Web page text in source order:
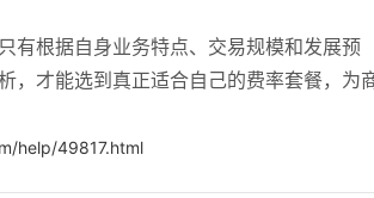
有根据自身业务特点、交易规模和发展预
，才能选到真正适合自己的费率套餐，为
help/49817.html